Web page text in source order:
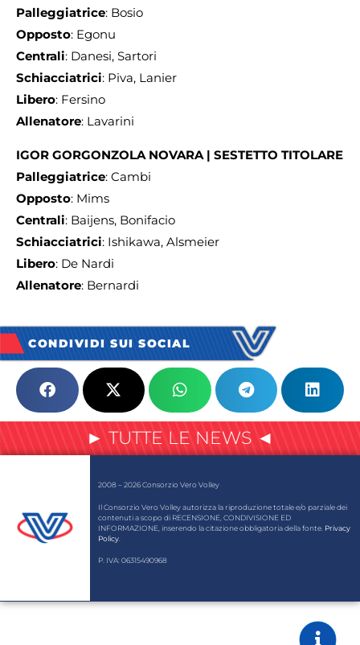
Palleggiatrice: Bosio
Opposto: Egonu
Centrali: Danesi, Sartori
Schiacciatrici: Piva, Lanier
Libero: Fersino
Allenatore: Lavarini
IGOR GORGONZOLA NOVARA | SESTETTO TITOLARE
Palleggiatrice: Cambi
Opposto: Mims
Centrali: Baijens, Bonifacio
Schiacciatrici: Ishikawa, Alsmeier
Libero: De Nardi
Allenatore: Bernardi
CONDIVIDI SUI SOCIAL
► TUTTE LE NEWS ◄
2008 – 2026 Consorzio Vero Volley
Il Consorzio Vero Volley autorizza la riproduzione totale e/o parziale dei
contenuti a scopo di RECENSIONE, CONDIVISIONE ED
INFORMAZIONE, inserendo la citazione obbligatoria della fonte. Privacy
Policy
P. IVA: 06315490968